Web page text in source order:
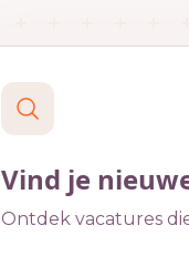
Vind je
Ontdek vacatures